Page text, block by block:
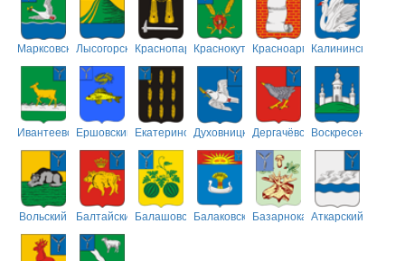
МарксовскийЛысогорскийКраснопартизанский
КраснокутскийКрасноармейский
Калининский
ИвантеевскийЕршовский ЕкатериновскийДуховницкийДергачёвскийВоскресенский
Вольский БалтайскийБалашовскийБалаковскийБазарнокарабулакский
Аткарский